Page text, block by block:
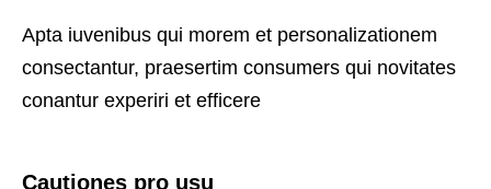
Apta iuvenibus qui morem et personalizationem
consectantur, praesertim consumers qui novitates
conantur experiri et efficere
Cautiones pro usu